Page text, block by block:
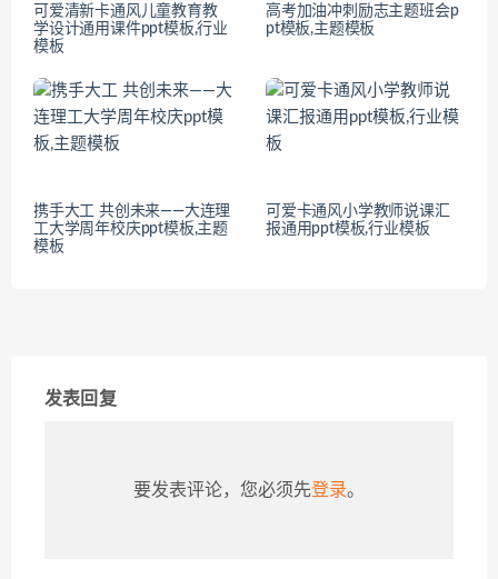
可爱清新卡通风儿童教育教
学设计通用课件ppt模板,行业
模板
高考加油冲刺励志主题班会p
pt模板,主题模板
携手大工 共创未来——大连理
工大学周年校庆ppt模板,主题
模板
可爱卡通风小学教师说课汇
报通用ppt模板,行业模板
发表回复
要发表评论，您必须先登录。